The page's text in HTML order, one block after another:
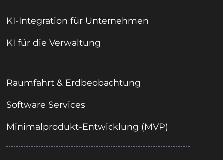
KI-Integration für Unternehmen
KI für die Verwaltung
Raumfahrt & Erdbeobachtung
Software Services
Minimalprodukt-Entwicklung (MVP)